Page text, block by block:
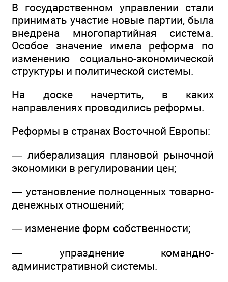
В государственном управлении стали
принимать участие новые партии, была
внедрена многопартийная система.
Особое значение имела реформа по
изменению социально-экономической
структуры и политической системы.
На доске начертить, в каких
направлениях проводились реформы.
Реформы в странах Восточной Европы:
— либерализация плановой рыночной
экономики в регулировании цен;
— установление полноценных товарно-
денежных отношений;
— изменение форм собственности;
— упразднение командно-
административной системы.